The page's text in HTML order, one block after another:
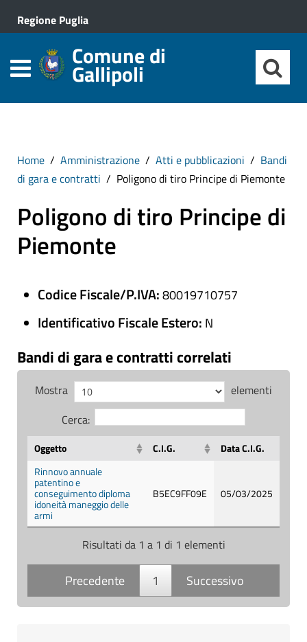
Regione Puglia
Comune di
Gallipoli
Home Amministrazione Atti e pubblicazioni
Bandi
di gara e contratti
Poligono di tiro Principe di Piemonte
Poligono di tiro Principe di
Piemonte
Codice Fiscale/P.IVA:80019710757
Identificativo Fiscale Estero: N
Bandi di gara e contratti correlati
Mostra
elementi
Cerca:
Oggetto C.I.G.
Data C.I.G.
Rinnovo annuale
patentino e
conseguimento diploma
idoneità maneggio delle
armi
B5EC9FF09E 05/03/2025
Risultati da 1 a 1 di 1 elementi
Precedente 1 Successivo